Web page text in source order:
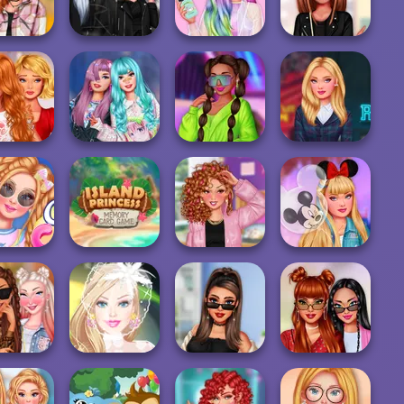
Fashion
Models
Restaurant
Cruise Vacation
Divas
Fashion
Insta Princesses
Rockstar Wedd...
Prințesele
Unicorn
Crazy Hair School
Salon
To The
Breakup
P...
Babs And
Friends Tokyo
Fashion
Insta Divas Crazy
Neon Party
Tinute Riverdale
Candy
Island Princess
Memory Card
Ga...
Baddie Vs Pretty
Vacanță la
Disneyland